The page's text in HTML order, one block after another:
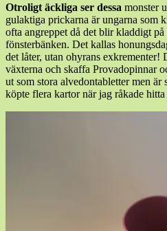
Otroligt äckliga ser dessa monster
gulaktiga prickarna är ungarna som
ofta angreppet då det blir kladdigt
fönsterbänken. Det kallas
det låter, utan ohyrans exkrementer!
växterna och skaffa Provadopinnar
ut som stora alvedontabletter men är
köpte flera kartor när jag råkade hitta